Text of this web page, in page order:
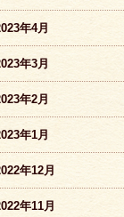
年4月
年3月
年2月
年1月
年12月
年11月